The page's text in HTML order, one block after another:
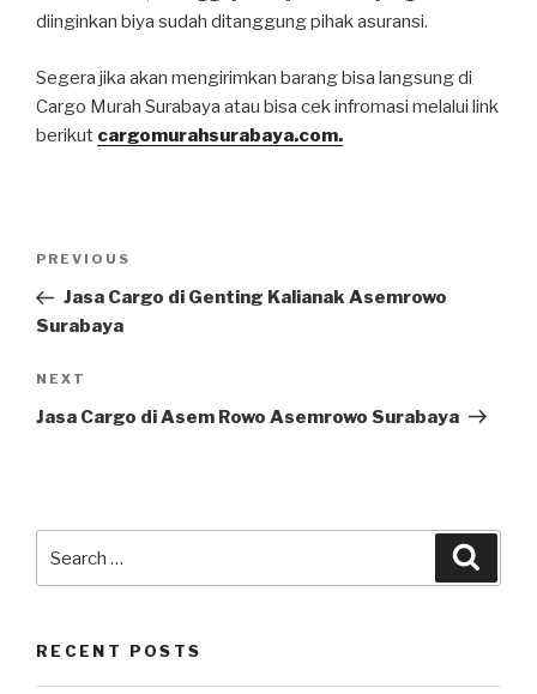
diinginkan biya sudah ditanggung pihak asuransi.
Segera jika akan mengirimkan barang bisa langsung di
Cargo Murah Surabaya atau bisa cek infromasi melalui link
berikut cargomurahsurabaya.com.
PREVIOUS
Jasa Cargo di Genting Kalianak Asemrowo
Surabaya
NEXT
Jasa Cargo di Asem Rowo Asemrowo Surabaya
RECENT POSTS